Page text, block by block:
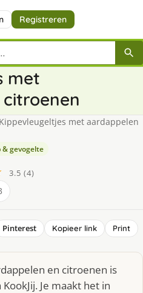
Registreren
met
Kippevleugeltjes met aardappelen
& gevogelte
3.5 (4)
Pinterest Kopieer link Print
en citroenen is
Je maakt het in